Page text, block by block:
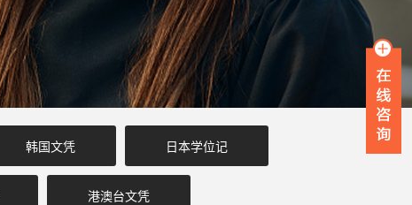
韩国文凭 日本学位记
港澳台文凭